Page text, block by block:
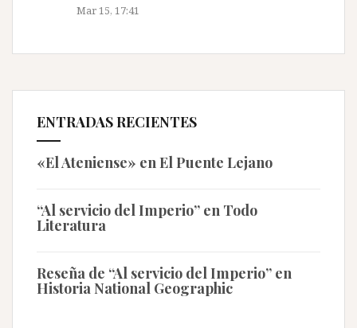
Mar 15, 17:41
ENTRADAS RECIENTES
«El Ateniense» en El Puente Lejano
“Al servicio del Imperio” en Todo
Literatura
Reseña de “Al servicio del Imperio” en
Historia National Geographic